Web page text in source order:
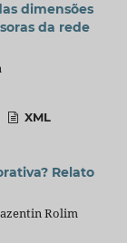
dimensões
da rede
XML
Relato
Rolim